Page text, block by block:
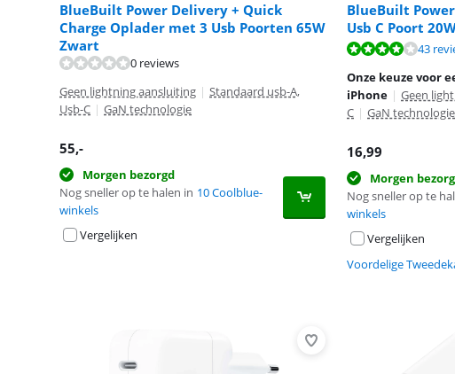
BlueBuilt Power Delivery + Quick
Charge Oplader met 3 Usb Poorten 65W
Zwart
0 reviews
Geen lightning aansluiting | Standaard usb-A,
Usb-C | GaN technologie
55,-
Morgen bezorgd
Nog sneller op te halen in 10 Coolblue-
winkels
Vergelijken
BlueBuilt
Usb C Poort
Beoordeling is 7,5 van de 10, gebaseerd op 43 reviews.
43
Onze keuze voor
iPhone | Geen
C | GaN technologie
16,99
Morgen
Nog sneller op te
winkels
Vergelijken
Voordelige
Beoordeling is 8,7 van de 10, gebaseerd op 422 reviews.